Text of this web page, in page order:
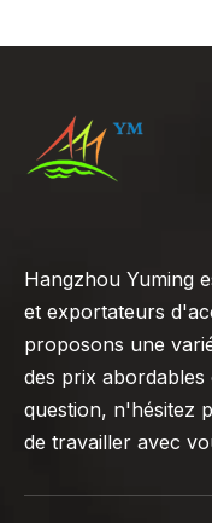
Hangzhou Yuming
et exportateurs
proposons une
des prix
question, n'hésitez
de travailler avec